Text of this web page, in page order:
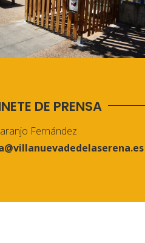
DE PRENSA
Fernández